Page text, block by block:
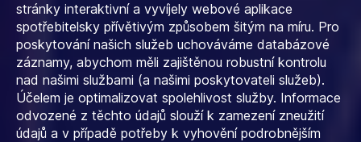
stránky interaktivní a vyvíjely webové aplikace
spotřebitelsky přívětivým způsobem šitým na míru. Pro
poskytování našich služeb uchováváme databázové
záznamy, abychom měli zajištěnou robustní kontrolu
nad našimi službami (a našimi poskytovateli služeb).
Účelem je optimalizovat spolehlivost služby. Informace
odvozené z těchto údajů slouží k zamezení zneužití
údajů a v případě potřeby k vyhovění podrobnějším